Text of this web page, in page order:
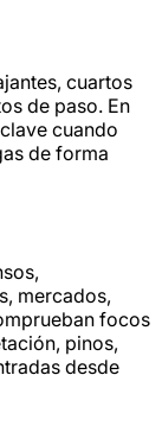
cuartos
de paso. En
cuando
de forma
mercados,
focos
pinos,
desde